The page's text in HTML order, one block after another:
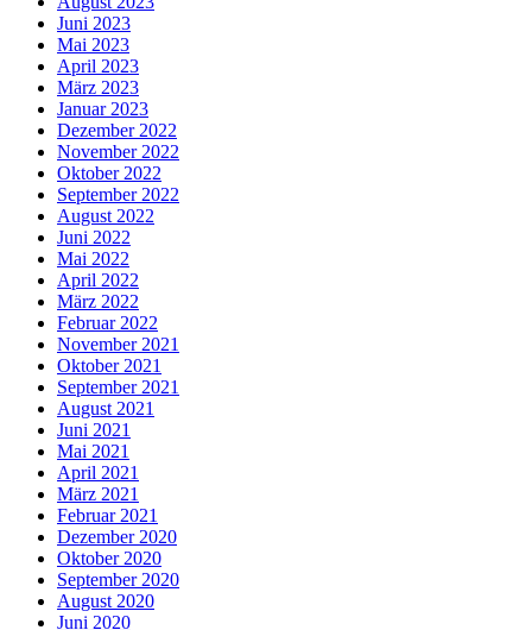
Juni 2023
Mai 2023
April 2023
März 2023
Januar 2023
Dezember 2022
November 2022
Oktober 2022
September 2022
August 2022
Juni 2022
Mai 2022
April 2022
März 2022
Februar 2022
November 2021
Oktober 2021
September 2021
August 2021
Juni 2021
Mai 2021
April 2021
März 2021
Februar 2021
Dezember 2020
Oktober 2020
September 2020
August 2020
Juni 2020